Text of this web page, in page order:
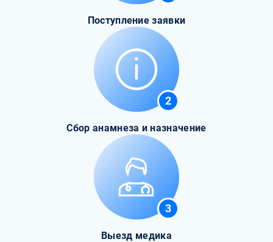
Поступление заявки
2
Сбор анамнеза и назначение
3
Выезд медика